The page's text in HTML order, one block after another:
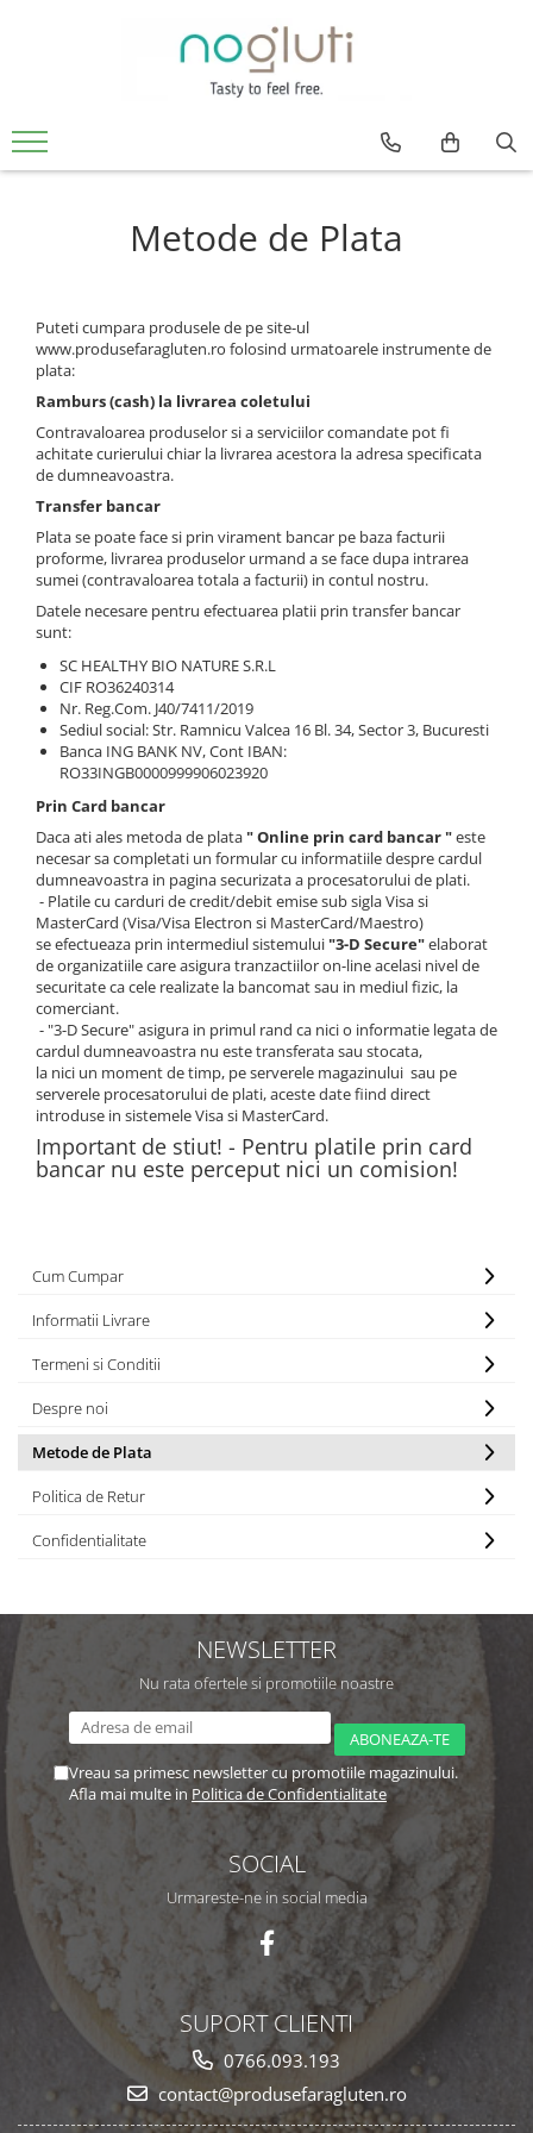
Biscuiti fara gluten
Cereale fara gluten
Paine fara glutenMetode de Plata
Puteti cumpara produsele de pe site-ul
www.produsefaragluten.ro folosind urmatoarele instrumente de
plata:
Ramburs (cash) la livrarea coletului
Contravaloarea produselor si a serviciilor comandate pot fi
achitate curierului chiar la livrarea acestora la adresa specificata
de dumneavoastra.
Transfer bancar
Plata se poate face si prin virament bancar pe baza facturii
proforme, livrarea produselor urmand a se face dupa intrarea
sumei (contravaloarea totala a facturii) in contul nostru.
Datele necesare pentru efectuarea platii prin transfer bancar
sunt:
SC HEALTHY BIO NATURE S.R.L
CIF RO36240314
Nr. Reg.Com. J40/7411/2019
Sediul social: Str. Ramnicu Valcea 16 Bl. 34, Sector 3, Bucuresti
Banca ING BANK NV, Cont IBAN:
RO33INGB0000999906023920
Prin Card bancar
Daca ati ales metoda de plata" Online prin card bancar "este
necesar sa completati un formular cu informatiile despre cardul
dumneavoastra in pagina securizata a procesatorului de plati.
- Platile cu carduri de credit/debit emise sub sigla Visa si
MasterCard (Visa/Visa Electron si MasterCard/Maestro)
se efectueaza prin intermediul sistemului"3-D Secure"elaborat
de organizatiile care asigura tranzactiilor on-line acelasi nivel de
securitate ca cele realizate la bancomat sau in mediul fizic, la
comerciant.
- "3-D Secure" asigura in primul rand ca nici o informatie legata de
cardul dumneavoastra nu este transferata sau stocata,
la nici un moment de timp, pe serverele magazinului sau pe
serverele procesatorului de plati, aceste date fiind direct
introduse in sistemele Visa si MasterCard.
Important de stiut! - Pentru platile prin card
bancar nu este perceput nici un comision!
Cum Cumpar
Informatii Livrare
Termeni si Conditii
Despre noi
Metode de Plata
Politica de Retur
Confidentialitate
NEWSLETTER
Nu rata ofertele si promotiile noastre
Vreau sa primesc newsletter cu promotiile magazinului.
Afla mai multe in Politica de Confidentialitate
SOCIAL
Urmareste-ne in social media
SUPORT CLIENTI
0766.093.193
contact@produsefaragluten.ro